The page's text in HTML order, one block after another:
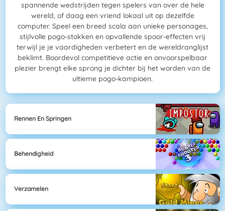
spannende wedstrijden tegen spelers van over de hele
wereld, of daag een vriend lokaal uit op dezelfde
computer. Speel een breed scala aan unieke personages,
stijlvolle pogo-stokken en opvallende spoor-effecten vrij
terwijl je je vaardigheden verbetert en de wereldranglijst
beklimt. Boordevol competitieve actie en onvoorspelbaar
plezier brengt elke sprong je dichter bij het worden van de
ultieme pogo-kampioen.
Rennen En Springen
Behendigheid
Verzamelen